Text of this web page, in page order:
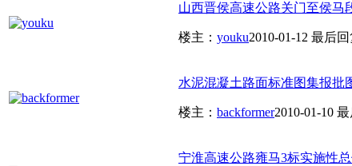
山西晋侯高速公路关门至侯马
楼主： youku2010-01-12 最后回
水泥混凝土路面标准图集报批
楼主： backformer2010-01-10 最
宁淮高速公路雍马3标实施性